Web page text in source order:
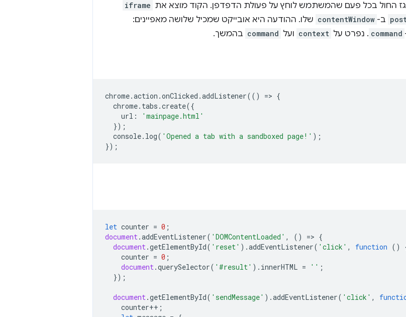
החול בכל פעם שהמשתמש לוחץ על פעולת הדפדפן. הקוד מוצא את iframe
ב- contentWindow שלו. ההודעה היא אובייקט שמכיל שלושה מאפיינים:
command . נפרט על context ועל command בהמשך.
chrome.action .onClicked .addListener(() => {
chrome. tabs .create({
url :
'mainpage.html'
});
console. log( 'Opened a tab with a sandboxed page!' );
});
let counter = 0 ;
document.addEventListener( 'DOMContentLoaded' , () => {
document.getElementById( 'reset' ).addEventListener( 'click' , function ()
counter = 0 ;
document.querySelector( '#result' ). innerHTML = '' ;
});
document.getElementById( 'sendMessage' ).addEventListener( 'click' ,
counter++ ;